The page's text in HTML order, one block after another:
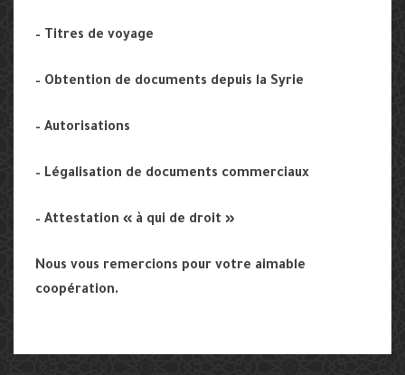
– Titres de voyage
– Obtention de documents depuis la Syrie
– Autorisations
– Légalisation de documents commerciaux
– Attestation « à qui de droit »
Nous vous remercions pour votre aimable
coopération.